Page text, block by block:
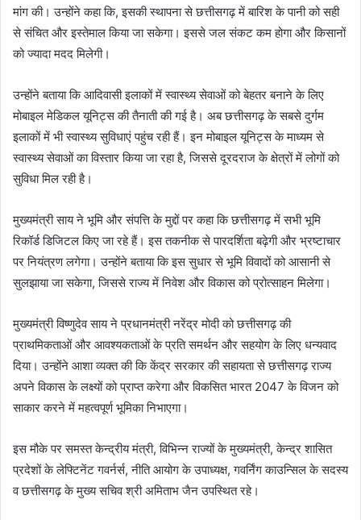
मांग की। उन्होंने कहा कि, इसकी स्थापना से छत्तीसगढ़ में बारिश के पानी को सही
से संचित और इस्तेमाल किया जा सकेगा। इससे जल संकट कम होगा और किसानों
को ज्यादा मदद मिलेगी।
उन्होंने बताया कि आदिवासी इलाकों में स्वास्थ्य सेवाओं को बेहतर बनाने के लिए
मोबाइल मेडिकल यूनिट्स की तैनाती की गई है। अब छत्तीसगढ़ के सबसे दुर्गम
इलाकों में भी स्वास्थ्य सुविधाएं पहुंच रही हैं। इन मोबाइल यूनिट्स के माध्यम से
स्वास्थ्य सेवाओं का विस्तार किया जा रहा है, जिससे दूरदराज के क्षेत्रों में लोगों को
सुविधा मिल रही है।
मुख्यमंत्री साय ने भूमि और संपत्ति के मुद्दों पर कहा कि छत्तीसगढ़ में सभी भूमि
रिकॉर्ड डिजिटल किए जा रहे हैं। इस तकनीक से पारदर्शिता बढ़ेगी और भ्रष्टाचार
पर नियंत्रण लगेगा। उन्होंने बताया कि इस सुधार से भूमि विवादों को आसानी से
सुलझाया जा सकेगा, जिससे राज्य में निवेश और विकास को प्रोत्साहन मिलेगा।
मुख्यमंत्री विष्णुदेव साय ने प्रधानमंत्री नरेंद्र मोदी को छत्तीसगढ़ की
प्राथमिकताओं और आवश्यकताओं के प्रति समर्थन और सहयोग के लिए धन्यवाद
दिया। उन्होंने आशा व्यक्त की कि केंद्र सरकार की सहायता से छत्तीसगढ़ राज्य
अपने विकास के लक्ष्यों को प्राप्त करेगा और विकसित भारत 2047 के विजन को
साकार करने में महत्वपूर्ण भूमिका निभाएगा।
इस मौके पर समस्त केन्द्रीय मंत्री, विभिन्न राज्यों के मुख्यमंत्री, केन्द्र शासित
प्रदेशों के लेफ्टिनेंट गवर्नर्स, नीति आयोग के उपाध्यक्ष, गवर्निंग काउन्सिल के सदस्य
व छत्तीसगढ़ के मुख्य सचिव श्री अमिताभ जैन उपस्थित रहे।